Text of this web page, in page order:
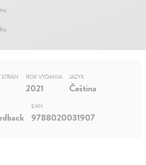
ROK VYDANIA
2021
JAZYK
Čeština
EAN
9788020031907